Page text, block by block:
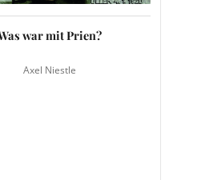
war mit Prien?
Axel Niestle